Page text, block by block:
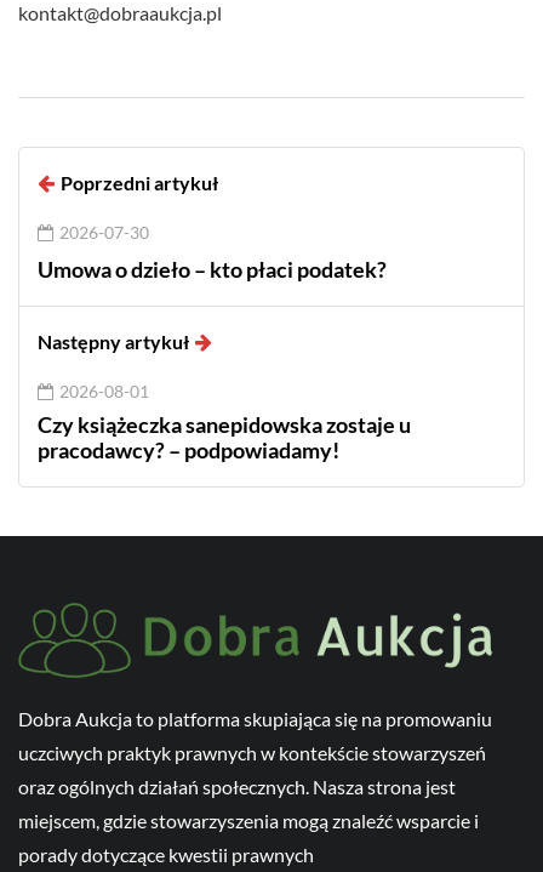
kontakt@dobraaukcja.pl
Poprzedni artykuł
2026-07-30
Umowa o dzieło – kto płaci podatek?
Następny artykuł
2026-08-01
Czy książeczka sanepidowska zostaje u
pracodawcy? – podpowiadamy!
Dobra Aukcja to platforma skupiająca się na promowaniu
uczciwych praktyk prawnych w kontekście stowarzyszeń
oraz ogólnych działań społecznych. Nasza strona jest
miejscem, gdzie stowarzyszenia mogą znaleźć wsparcie i
porady dotyczące kwestii prawnych